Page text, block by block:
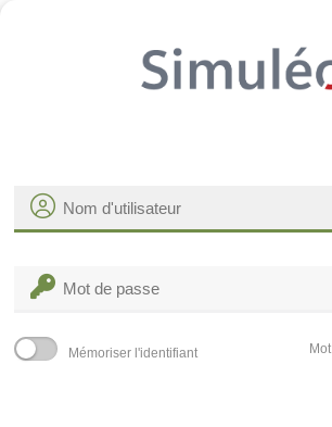
Mémoriser l'identifiant